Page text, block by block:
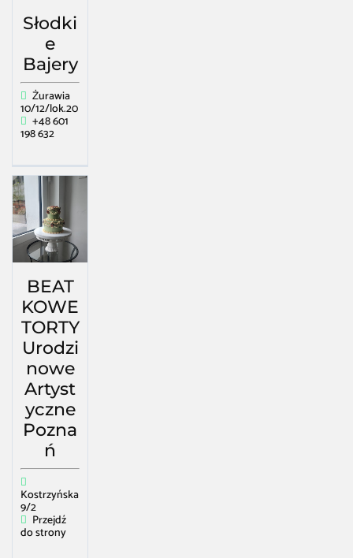
Słodki
e
Bajery
Żurawia
10/12/lok.20
+48 601
198 632
BEAT
KOWE
TORTY
Urodzi
nowe
Artyst
yczne
Pozna
ń
Kostrzyńska
9/2
Przejdź
do strony